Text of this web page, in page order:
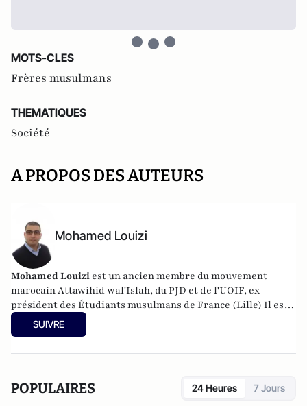
MOTS-CLES
Frères musulmans
THEMATIQUES
Société
A PROPOS DES AUTEURS
Mohamed Louizi
Mohamed Louizi est un ancien membre du mouvement
marocain Attawihid wal'Islah, du PJD et de l'UOIF, ex-
président des Étudiants musulmans de France (Lille) Il est
ingénieur. Il anime depuis 2007 le blog "Écrire sans censures
!".
SUIVRE
POPULAIRES 24 Heures 7 Jours